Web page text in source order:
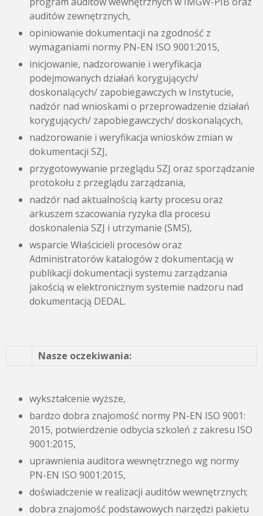
auditów zewnętrznych,
opiniowanie dokumentacji na zgodność z
wymaganiami normy PN-EN ISO 9001:2015,
inicjowanie, nadzorowanie i weryfikacja
podejmowanych działań korygujących/
doskonalących/ zapobiegawczych w Instytucie,
nadzór nad wnioskami o przeprowadzenie działań
korygujących/ zapobiegawczych/ doskonalących,
nadzorowanie i weryfikacja wniosków zmian w
dokumentacji SZJ,
przygotowywanie przeglądu SZJ oraz sporządzanie
protokołu z przeglądu zarządzania,
nadzór nad aktualnością karty procesu oraz
arkuszem szacowania ryzyka dla procesu
doskonalenia SZJ i utrzymanie (SMS),
wsparcie Właścicieli procesów oraz
Administratorów katalogów z dokumentacją w
publikacji dokumentacji systemu zarządzania
jakością w elektronicznym systemie nadzoru nad
dokumentacją DEDAL.
Nasze oczekiwania:
wykształcenie wyższe,
bardzo dobra znajomość normy PN-EN ISO 9001:
2015, potwierdzenie odbycia szkoleń z zakresu ISO
9001:2015,
uprawnienia auditora wewnętrznego wg normy
PN-EN ISO 9001:2015,
doświadczenie w realizacji auditów wewnętrznych;
dobra znajomość podstawowych narzędzi pakietu